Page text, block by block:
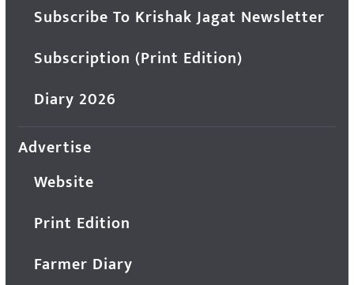
Subscribe To Krishak Jagat Newsletter
Subscription (Print Edition)
Diary 2026
Advertise
Website
Print Edition
Farmer Diary